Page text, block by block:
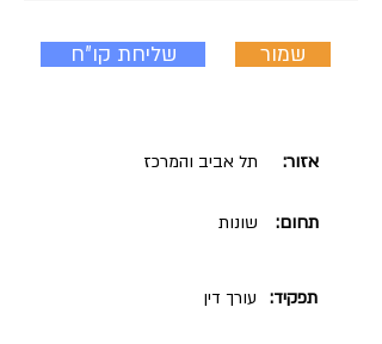
שליחת קו"ח שמור
תל אביב והמרכז אזור:
שונות תחום:
עורך דין תפקיד: